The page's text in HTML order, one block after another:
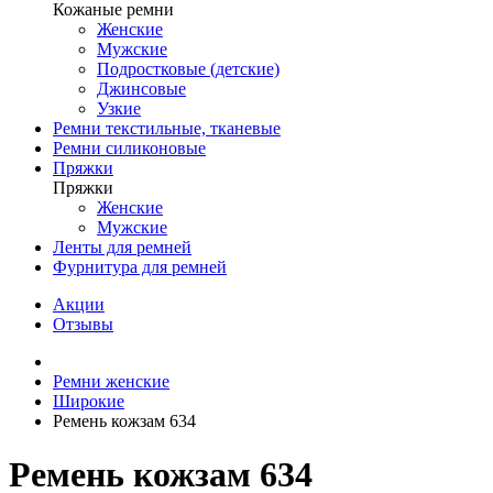
Кожаные ремни
Женские
Мужские
Подростковые (детские)
Джинсовые
Узкие
Ремни текстильные, тканевые
Ремни силиконовые
Пряжки
Пряжки
Женские
Мужские
Ленты для ремней
Фурнитура для ремней
Акции
Отзывы
Ремни женские
Широкие
Ремень кожзам 634
Ремень кожзам 634